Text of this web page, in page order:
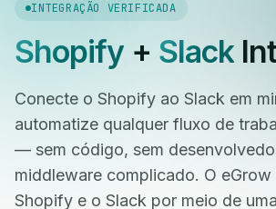
INTEGRAÇÃO VERIFICADA
Shopify+ Slack
Conecte o Shopify ao Slack em
automatize qualquer fluxo de
— sem código, sem
middleware complicado. O
Shopify e o Slack por meio de